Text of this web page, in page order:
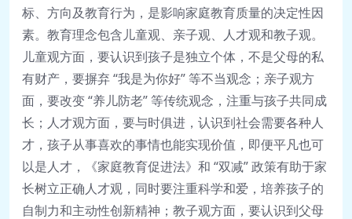
标、方向及教育行为，是影响家庭教育质量的决定性因
素。教育理念包含儿童观、亲子观、人才观和教子观。
儿童观方面，要认识到孩子是独立个体，不是父母的私
有财产，要摒弃 “我是为你好” 等不当观念；亲子观方
面，要改变 “养儿防老” 等传统观念，注重与孩子共同成
长；人才观方面，要与时俱进，认识到社会需要各种人
才，孩子从事喜欢的事情也能实现价值，即便平凡也可
以是人才，《家庭教育促进法》和 “双减” 政策有助于家
长树立正确人才观，同时要注重科学和爱，培养孩子的
自制力和主动性创新精神；教子观方面，要认识到父母